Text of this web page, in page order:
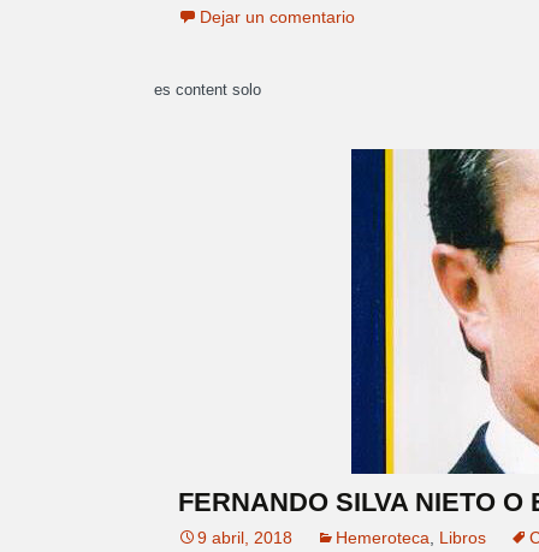
Dejar un comentario
es content solo
FERNANDO SILVA NIETO O
9 abril, 2018 Hemeroteca Libros